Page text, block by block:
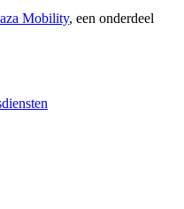
Mobility, een onderdeel